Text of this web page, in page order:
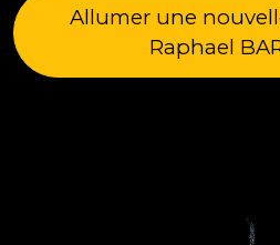
Allumer une
Raphael